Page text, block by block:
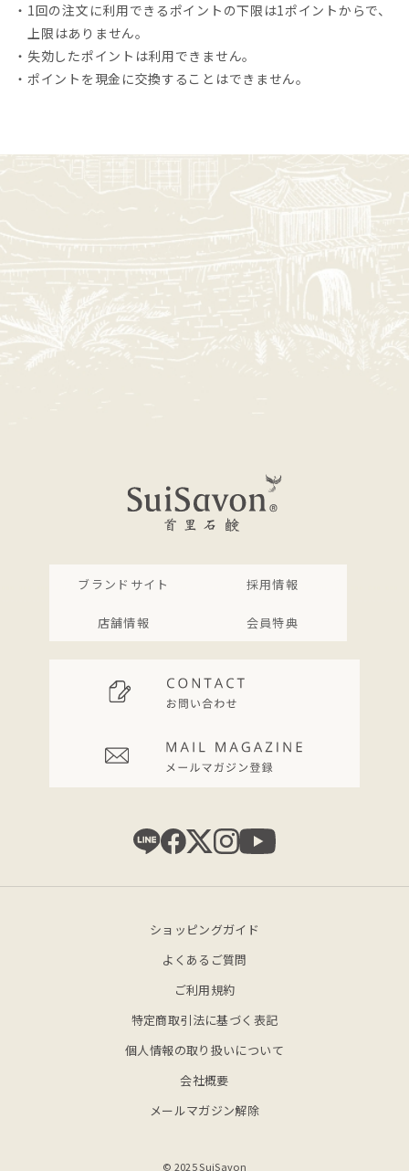
・1回の注文に利用できるポイントの下限は1ポイントからで、
上限はありません。
・失効したポイントは利用できません。
・ポイントを現金に交換することはできません。
ブランドサイト 採用情報
店舗情報 会員特典
ショッピングガイド
よくあるご質問
ご利用規約
特定商取引法に基づく表記
個人情報の取り扱いについて
会社概要
メールマガジン解除
© 2025 SuiSavon